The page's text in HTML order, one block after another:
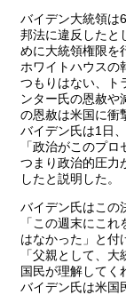
バイデン大統領は
邦法に違反したと
めに大統領権限を
ホワイトハウスの
つもりはない、ト
ンター氏の恩赦や
の恩赦は米国に衝
バイデン氏は1日、
「政治がこのプ
つまり政治的圧力
したと説明した。
バイデン氏はこの
「この週末にこ
はなかった」と付
「父親として、
国民が理解してく
バイデン氏は米国